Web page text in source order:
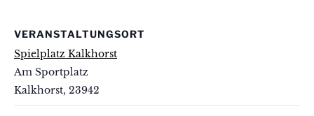
VERANSTALTUNGSORT
Spielplatz Kalkhorst
Am Sportplatz
Kalkhorst, 23942